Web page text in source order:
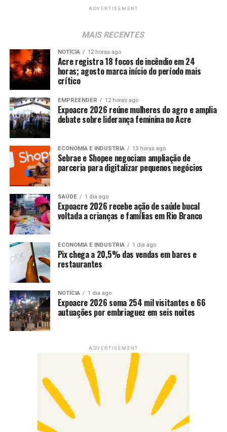
ADVERTISEMENT
MAIS RECENTES
NOTÍCIA 12 horas ago
Acre registra 18 focos de incêndio em 24
horas; agosto marca início do período mais
crítico
EMPREENDER 12 horas ago
Expoacre 2026 reúne mulheres do agro e amplia
debate sobre liderança feminina no Acre
ECONOMIA E INDUSTRIA 13 horas ago
Sebrae e Shopee negociam ampliação de
parceria para digitalizar pequenos negócios
SAÚDE 1 dia ago
Expoacre 2026 recebe ação de saúde bucal
voltada a crianças e famílias em Rio Branco
ECONOMIA E INDUSTRIA 1 dia ago
Pix chega a 20,5% das vendas em bares e
restaurantes
NOTÍCIA 1 dia ago
Expoacre 2026 soma 254 mil visitantes e 66
autuações por embriaguez em seis noites
ADVERTISEMENT